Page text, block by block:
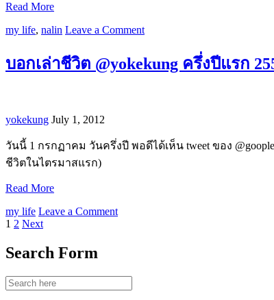
Read More
my life, nalin Leave a Comment
บอกเล่าชีวิต @yokekung ครึ่งปีแรก
yokekung July 1, 2012
วันนี้ 1 กรกฏาคม วันครึ่งปี พอดีได้เห็น tweet ของ
ชีวิตในไตรมาสแรก)
Read More
my life Leave a Comment
1 2 Next
Search Form